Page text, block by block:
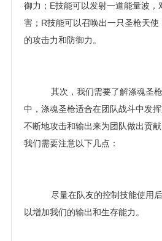
御力；E技能可以发射一道能量波，
害；R技能可以召唤出一只圣枪天
的攻击力和防御力。
其次，我们需要了解涤魂圣
中，涤魂圣枪适合在团队战斗中发
不断地攻击和输出来为团队做出贡
我们需要注意以下几点：
尽量在队友的控制技能使用
以增加我们的输出和生存能力。